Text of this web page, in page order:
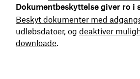
Dokumentbeskyttelse giver ro i
Beskyt dokumenter med
udløbsdatoer, og deaktiver
downloade.